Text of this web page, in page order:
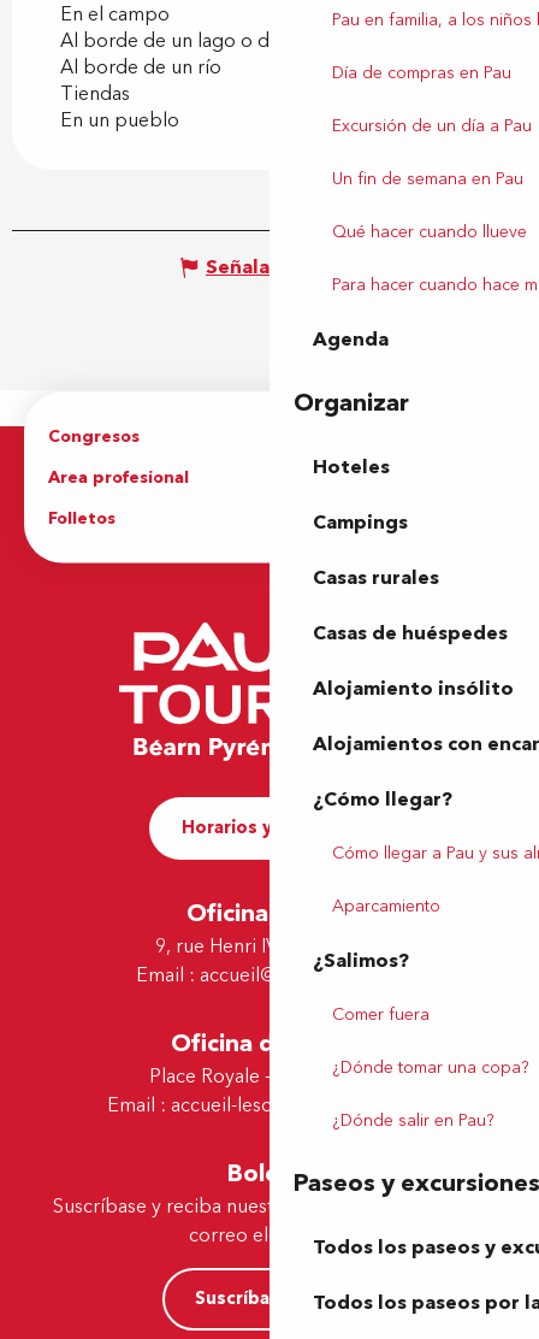
Pau en familia, a los niños
Día de compras en Pau
Excursión de un día a Pau
Un fin de semana en Pau
Qué hacer cuando llueve
Para hacer cuando hace
Agenda
Organizar
Hoteles
Campings
Casas rurales
Casas de huéspedes
Alojamiento insólito
Alojamientos con
¿Cómo llegar?
Cómo llegar a Pau y sus
Aparcamiento
¿Salimos?
Comer fuera
¿Dónde tomar una copa?
¿Dónde salir en Pau?
Paseos y excursiones
Todos los paseos y
Todos los paseos por
En el campo
Al borde de un lago o de un estanque
Al borde de un río
Tiendas
En un pueblo
Señalar un error
Congresos
Area profesional
Prensa
Folletos
Oficina de Turismo
Horarios y contacto
Oficina de Pau
9, rue Henri IV - 64000 Pau
Email : accueil@tourismepau.fr
Oficina de Lescar
Place Royale - 64230 Lescar
Email : accueil-lescar@tourismepau.fr
Boletín
Suscríbase y reciba nuestras ofertas y noticias por
correo electrónico
Suscríbase ahora